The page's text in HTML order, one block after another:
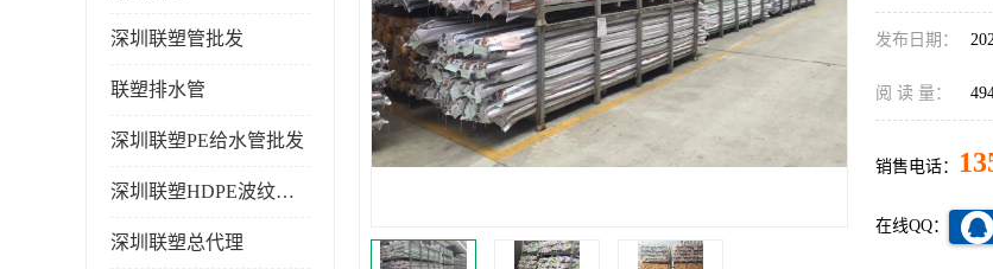
深圳联塑管批发
联塑排水管
深圳联塑PE给水管批发
深圳联塑HDPE波纹管批发
深圳联塑总代理
发布日期：
阅 读 量：
销售电话：
在线QQ：